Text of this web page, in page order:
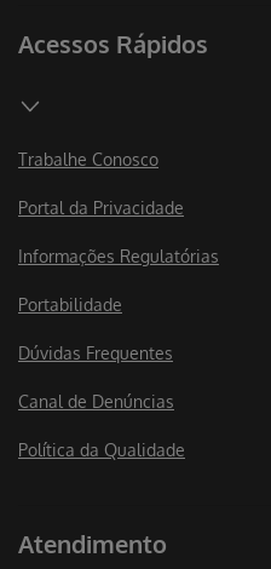
Acessos Rápidos
Trabalhe Conosco
Portal da Privacidade
Informações Regulatórias
Portabilidade
Dúvidas Frequentes
Canal de Denúncias
Política da Qualidade
Atendimento